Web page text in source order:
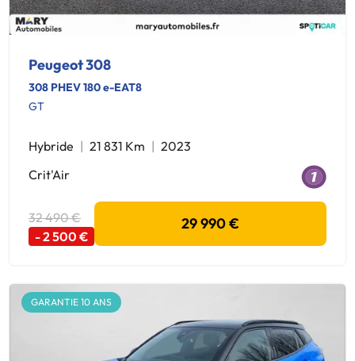
Peugeot 308
308 PHEV 180 e-EAT8
GT
Hybride 21 831 Km
2023
Crit'Air
32 490 €
- 2 500 €
29 990 €
GARANTIE 10 ANS